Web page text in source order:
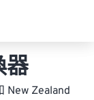
器
New Zealand